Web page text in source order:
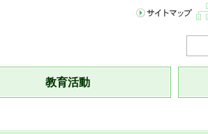
教育活動